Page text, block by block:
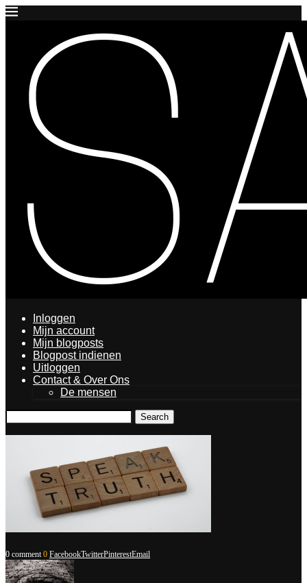
Inloggen
Mijn account
Mijn blogposts
Blogpost indienen
Uitloggen
Contact & Over Ons
De mensen
Search
0 comment 0 FacebookTwitterPinterestEmail